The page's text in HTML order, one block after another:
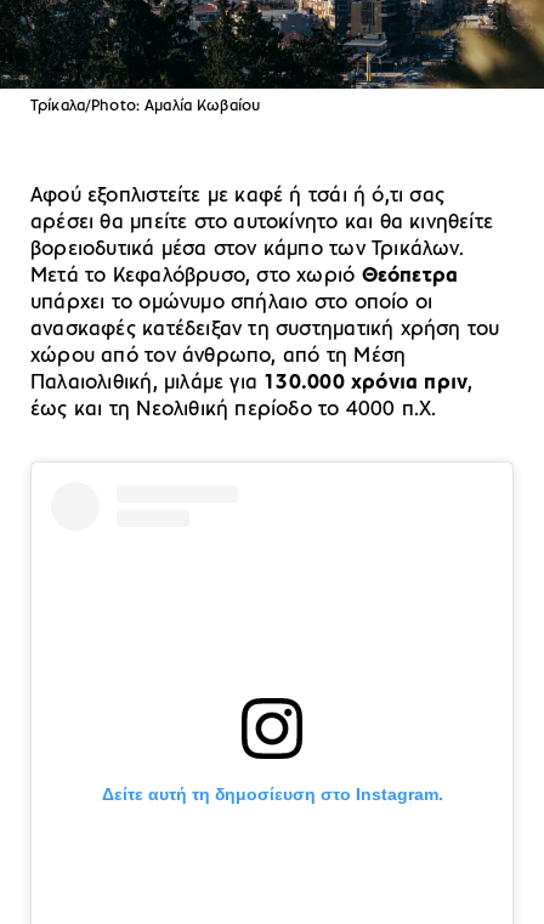
Τρίκαλα/Photo: Αμαλία Κωβαίου
Αφού εξοπλιστείτε με καφέ ή τσάι ή ό,τι σας
αρέσει θα μπείτε στο αυτοκίνητο και θα κινηθείτε
βορειοδυτικά μέσα στον κάμπο των Τρικάλων.
Μετά το Κεφαλόβρυσο, στο χωριό Θεόπετρα
υπάρχει το ομώνυμο σπήλαιο στο οποίο οι
ανασκαφές κατέδειξαν τη συστηματική χρήση του
χώρου από τον άνθρωπο, από τη Μέση
Παλαιολιθική, μιλάμε για 130.000 χρόνια πριν,
έως και τη Νεολιθική περίοδο το 4000 π.Χ.
Δείτε αυτή τη δημοσίευση στο Instagram.